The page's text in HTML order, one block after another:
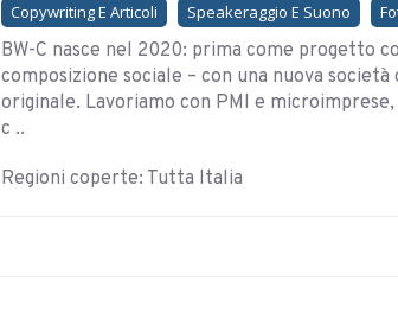
Copywriting E Articoli
Speakeraggio E Suono
BW-C nasce nel 2020: prima come progetto
composizione sociale – con una nuova
originale. Lavoriamo con PMI e
c ..
Regioni coperte: Tutta Italia